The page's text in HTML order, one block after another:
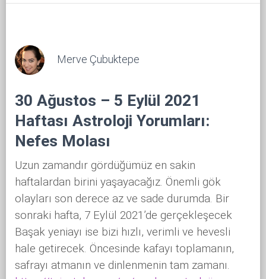
Merve Çubuktepe
30 Ağustos – 5 Eylül 2021
Haftası Astroloji Yorumları:
Nefes Molası
Uzun zamandır gördüğümüz en sakin
haftalardan birini yaşayacağız. Önemli gök
olayları son derece az ve sade durumda. Bir
sonraki hafta, 7 Eylül 2021’de gerçekleşecek
Başak yeniayı ise bizi hızlı, verimli ve hevesli
hale getirecek. Öncesinde kafayı toplamanın,
safrayı atmanın ve dinlenmenin tam zamanı.